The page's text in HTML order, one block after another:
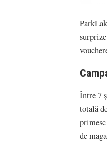
Între 7
totală
de